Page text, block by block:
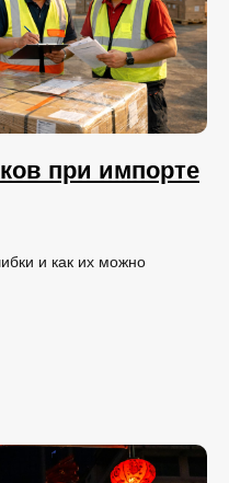
при импорте
и как их можно